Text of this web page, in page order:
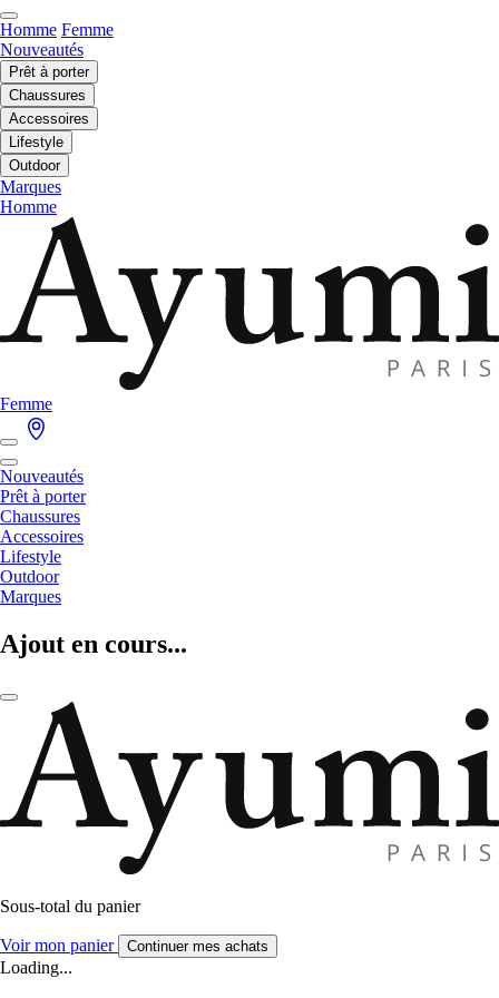
Homme Femme
Nouveautés
Prêt à porter
Chaussures
Accessoires
Lifestyle
Outdoor
Marques
Homme
Femme
Nouveautés
Prêt à porter
Chaussures
Accessoires
Lifestyle
Outdoor
Marques
Ajout en cours...
Sous-total du panier
Voir mon panier Continuer mes achats
Loading...